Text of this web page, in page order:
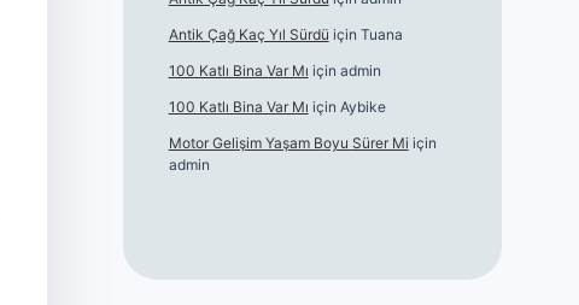
Antik Çağ Kaç Yıl Sürdü için Tuana
100 Katlı Bina Var Mı için admin
100 Katlı Bina Var Mı için Aybike
Motor Gelişim Yaşam Boyu Sürer Mi için
admin